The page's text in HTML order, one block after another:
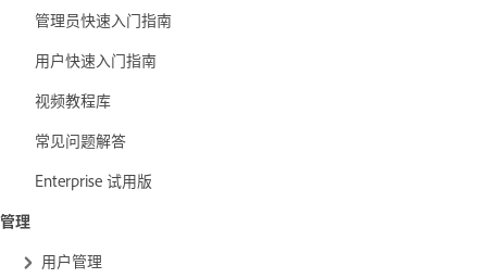
管理员快速入门指南
用户快速入门指南
视频教程库
常见问题解答
Enterprise 试用版
管理
用户管理